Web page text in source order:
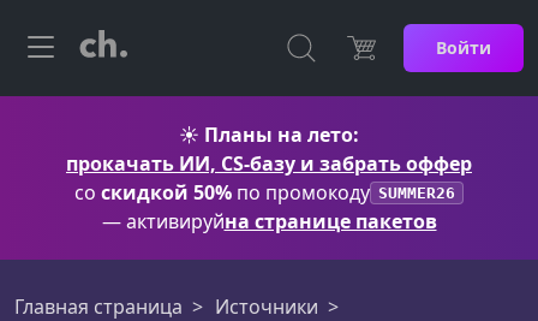
Войти
☀️ Планы на лето:
прокачать ИИ, CS-базу и забрать оффер
со скидкой 50% по промокоду SUMMER26
— активируйна странице пакетов
Главная страница
Источники